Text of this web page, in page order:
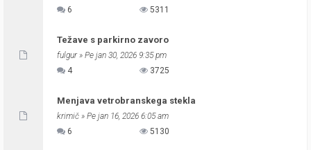
6
5311
Težave s parkirno zavoro
fulgur» Pe jan 30, 2026 9:35 pm
4
3725
Menjava vetrobranskega stekla
krimič » Pe jan 16, 2026 6:05 am
6
5130